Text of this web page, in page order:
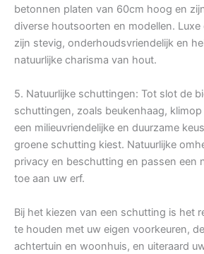
betonnen platen van 60cm hoog en
diverse houtsoorten en modellen.
zijn stevig, onderhoudsvriendelijk en
natuurlijke charisma van hout.
5. Natuurlijke schuttingen: Tot slot de
schuttingen, zoals beukenhaag,
een milieuvriendelijke en duurzame
groene schutting kiest. Natuurlijke
privacy en beschutting en passen een
toe aan uw erf.
Bij het kiezen van een schutting is het
te houden met uw eigen voorkeuren,
achtertuin en woonhuis, en uiteraard